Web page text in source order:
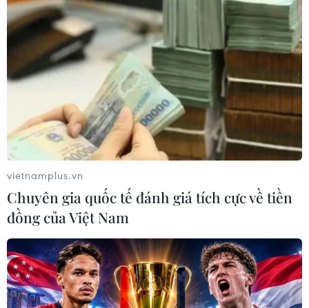
vậy trung bình mỗi ngày có 52 vụ với 31 người chết và
35 người bị thương.
vietnamplus.vn
Chuyên gia quốc tế đánh giá tích cực về tiền
đồng của Việt Nam